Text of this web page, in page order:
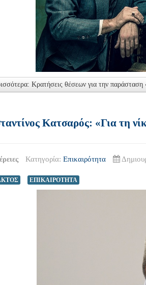
Κρατήσεις θέσεων για την παράσταση
Κατσαρός: «Για τη
Κατηγορία: Επικαιρότητα
ΕΠΙΚΑΙΡΟΤΗΤΑ